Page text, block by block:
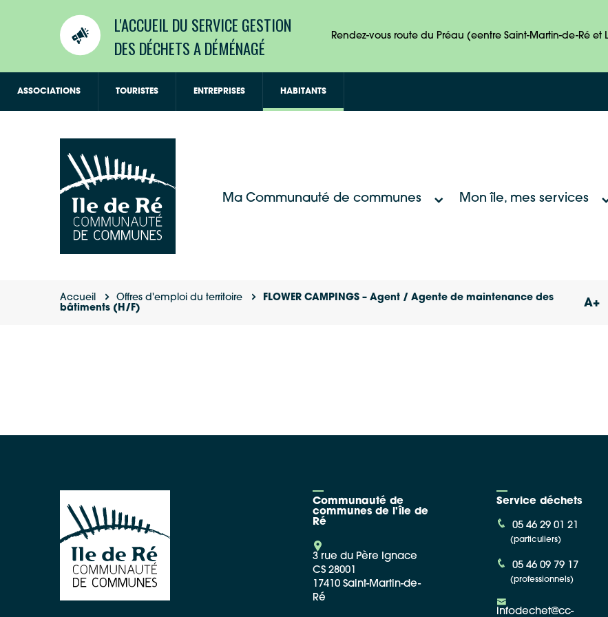
L'ACCUEIL DU SERVICE GESTION
DES DÉCHETS A DÉMÉNAGÉ
Rendez-vous route du Préau (eentre Saint-Martin-de-Ré et
ASSOCIATIONS TOURISTES ENTREPRISES HABITANTS
Ma Communauté de communes Mon île, mes services
Accueil Offres d'emploi du territoire
FLOWER CAMPINGS – Agent / Agente de maintenance des
bâtiments (H/F)
A+
Communauté de
communes de l'île de
Ré
3 rue du Père Ignace
CS 28001
17410 Saint-Martin-de-
Ré
Service déchets
05 46 29 01 21
(particuliers)
05 46 09 79 17
(professionnels)
infodechet@cc-